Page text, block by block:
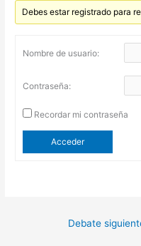
Debes estar registrado para
Nombre de usuario:
Contraseña:
Recordar mi contraseña
Acceder
Debate